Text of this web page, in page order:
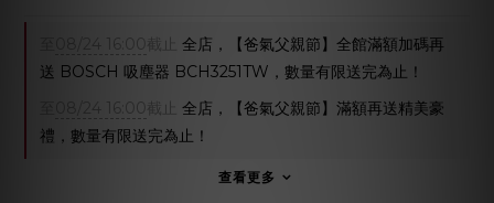
08/24 16:00 截止
全店，【爸氣父親節】全館滿額加碼再
送 BOSCH 吸塵器 BCH3251TW，數量有限送完為止！
08/24 16:00 截止
全店，【爸氣父親節】滿額再送精美豪
禮，數量有限送完為止！
查看更多